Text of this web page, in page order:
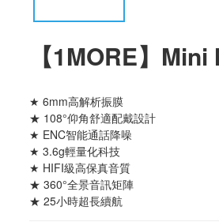
【1MORE】
★ 6mm高解析振膜
★ 108°仰角舒適配戴設計
★ ENC智能通話降噪
★ 3.6g輕量化科技
★ HIFI級高保真音質
★ 360°全景音訊矩陣
★ 25小時超長續航